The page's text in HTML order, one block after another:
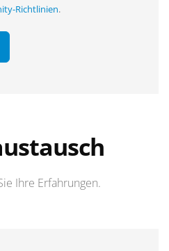
Richtlinien.
Ihre Erfahrungen.